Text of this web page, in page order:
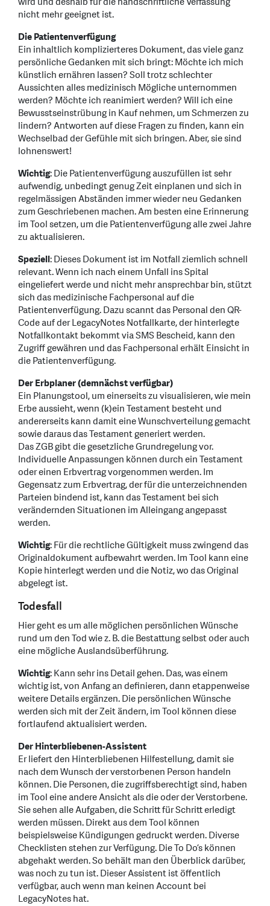
nicht mehr geeignet ist.
Die Patientenverfügung
Ein inhaltlich komplizierteres Dokument, das viele ganz
persönliche Gedanken mit sich bringt: Möchte ich mich
künstlich ernähren lassen? Soll trotz schlechter
Aussichten alles medizinisch Mögliche unternommen
werden? Möchte ich reanimiert werden? Will ich eine
Bewusstseinstrübung in Kauf nehmen, um Schmerzen zu
lindern? Antworten auf diese Fragen zu finden, kann ein
Wechselbad der Gefühle mit sich bringen. Aber, sie sind
lohnenswert!
Wichtig: Die Patientenverfügung auszufüllen ist sehr
aufwendig, unbedingt genug Zeit einplanen und sich in
regelmässigen Abständen immer wieder neu Gedanken
zum Geschriebenen machen. Am besten eine Erinnerung
im Tool setzen, um die Patientenverfügung alle zwei Jahre
zu aktualisieren.
Speziell: Dieses Dokument ist im Notfall ziemlich schnell
relevant. Wenn ich nach einem Unfall ins Spital
eingeliefert werde und nicht mehr ansprechbar bin, stützt
sich das medizinische Fachpersonal auf die
Patientenverfügung. Dazu scannt das Personal den QR-
Code auf der LegacyNotes Notfallkarte, der hinterlegte
Notfallkontakt bekommt via SMS Bescheid, kann den
Zugriff gewähren und das Fachpersonal erhält Einsicht in
die Patientenverfügung.
Der Erbplaner (demnächst verfügbar)
Ein Planungstool, um einerseits zu visualisieren, wie mein
Erbe aussieht, wenn (k)ein Testament besteht und
andererseits kann damit eine Wunschverteilung gemacht
sowie daraus das Testament generiert werden.
Das ZGB gibt die gesetzliche Grundregelung vor.
Individuelle Anpassungen können durch ein Testament
oder einen Erbvertrag vorgenommen werden. Im
Gegensatz zum Erbvertrag, der für die unterzeichnenden
Parteien bindend ist, kann das Testament bei sich
verändernden Situationen im Alleingang angepasst
werden.
Wichtig: Für die rechtliche Gültigkeit muss zwingend das
Originaldokument aufbewahrt werden. Im Tool kann eine
Kopie hinterlegt werden und die Notiz, wo das Original
abgelegt ist.
Todesfall
Hier geht es um alle möglichen persönlichen Wünsche
rund um den Tod wie z. B. die Bestattung selbst oder auch
eine mögliche Auslandsüberführung.
Wichtig: Kann sehr ins Detail gehen. Das, was einem
wichtig ist, von Anfang an definieren, dann etappenweise
weitere Details ergänzen. Die persönlichen Wünsche
werden sich mit der Zeit ändern, im Tool können diese
fortlaufend aktualisiert werden.
Der Hinterbliebenen-Assistent
Er liefert den Hinterbliebenen Hilfestellung, damit sie
nach dem Wunsch der verstorbenen Person handeln
können. Die Personen, die zugriffsberechtigt sind, haben
im Tool eine andere Ansicht als die oder der Verstorbene.
Sie sehen alle Aufgaben, die Schritt für Schritt erledigt
werden müssen. Direkt aus dem Tool können
beispielsweise Kündigungen gedruckt werden. Diverse
Checklisten stehen zur Verfügung. Die To Do’s können
abgehakt werden. So behält man den Überblick darüber,
was noch zu tun ist. Dieser Assistent ist öffentlich
verfügbar, auch wenn man keinen Account bei
LegacyNotes hat.